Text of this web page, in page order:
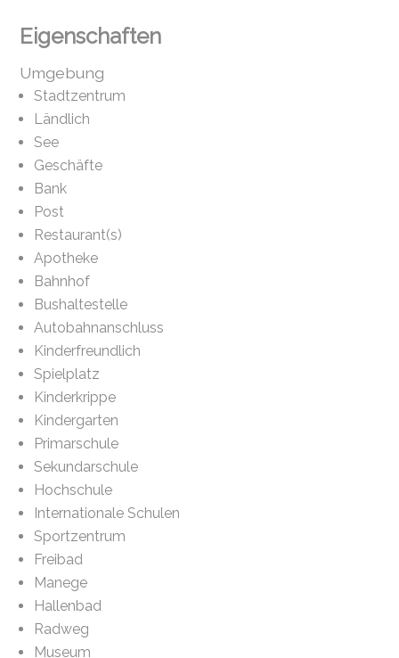
Eigenschaften
Umgebung
Stadtzentrum
Ländlich
See
Geschäfte
Bank
Post
Restaurant(s)
Apotheke
Bahnhof
Bushaltestelle
Autobahnanschluss
Kinderfreundlich
Spielplatz
Kinderkrippe
Kindergarten
Primarschule
Sekundarschule
Hochschule
Internationale Schulen
Sportzentrum
Freibad
Manege
Hallenbad
Radweg
Museum